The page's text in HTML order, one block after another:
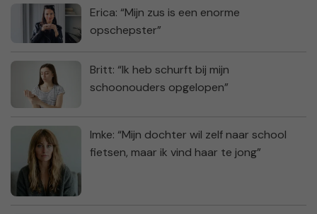
Erica: “Mijn zus is een enorme
opschepster”
Britt: “Ik heb schurft bij mijn
schoonouders opgelopen”
Imke: “Mijn dochter wil zelf naar school
fietsen, maar ik vind haar te jong”